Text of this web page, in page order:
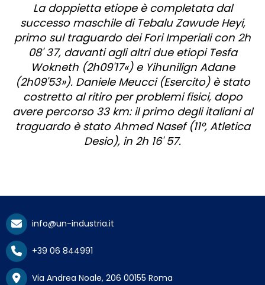
La doppietta etiope è completata dal
successo maschile di Tebalu Zawude Heyi,
primo sul traguardo dei Fori Imperiali con 2h
08' 37, davanti agli altri due etiopi Tesfa
Wokneth (2h09'17«) e Yihunilign Adane
(2h09'53»). Daniele Meucci (Esercito) è stato
costretto al ritiro per problemi fisici, dopo
avere percorso 33 km: il primo degli italiani al
traguardo è stato Ahmed Nasef (11°, Atletica
Desio), in 2h 16' 57.
info@un-industria.it
+39 06 844991
Via Andrea Noale, 206 00155 Roma